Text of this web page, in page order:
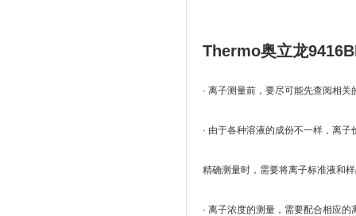
Thermo奥立龙
· 离子测量前，要尽可能先查阅相
· 由于各种溶液的成份不一样，离
精确测量时，需要将离子标准液和
· 离子浓度的测量，需要配合相应